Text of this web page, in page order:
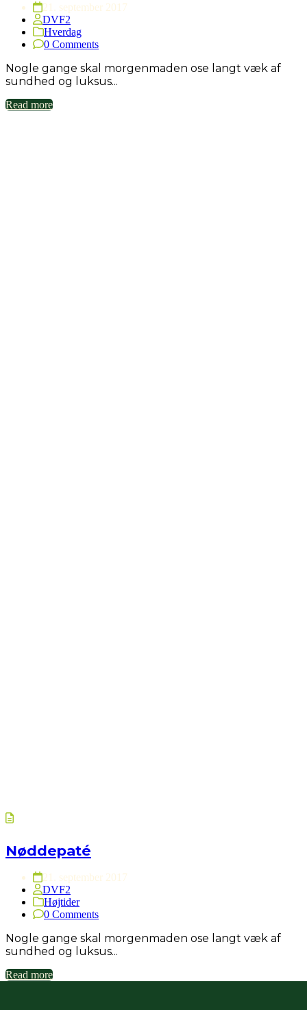
21. september 2017
DVF2
Hverdag
0 Comments
Nogle gange skal morgenmaden ose langt væk af
sundhed og luksus...
Read more
Nøddepaté
21. september 2017
DVF2
Højtider
0 Comments
Nogle gange skal morgenmaden ose langt væk af
sundhed og luksus...
Read more